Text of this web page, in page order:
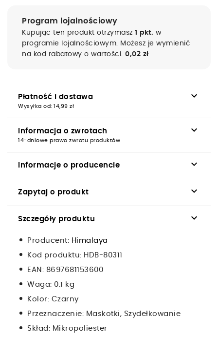
Program lojalnościowy
Kupując ten produkt otrzymasz 1 pkt. w
programie lojalnościowym. Możesz je wymienić
na kod rabatowy o wartości: 0,02 zł
keyboard_arrow_down
Płatność i dostawa
Wysyłka od: 14,99 zł
keyboard_arrow_down
Informacja o zwrotach
14-dniowe prawo zwrotu produktów
keyboard_arrow_down
Informacje o producencie
keyboard_arrow_down
Zapytaj o produkt
keyboard_arrow_down
Szczegóły produktu
Producent: Himalaya
Kod produktu: HDB-80311
EAN: 8697681153600
Waga: 0.1 kg
Kolor: Czarny
Przeznaczenie: Maskotki, Szydełkowanie
Skład: Mikropoliester